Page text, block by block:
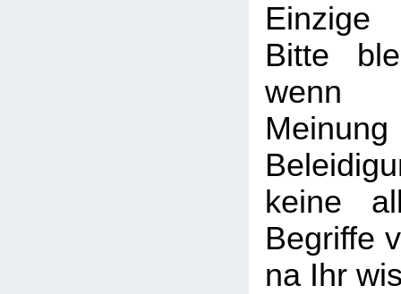
Bitte
wenn
keine
Begriffe
na Ihr